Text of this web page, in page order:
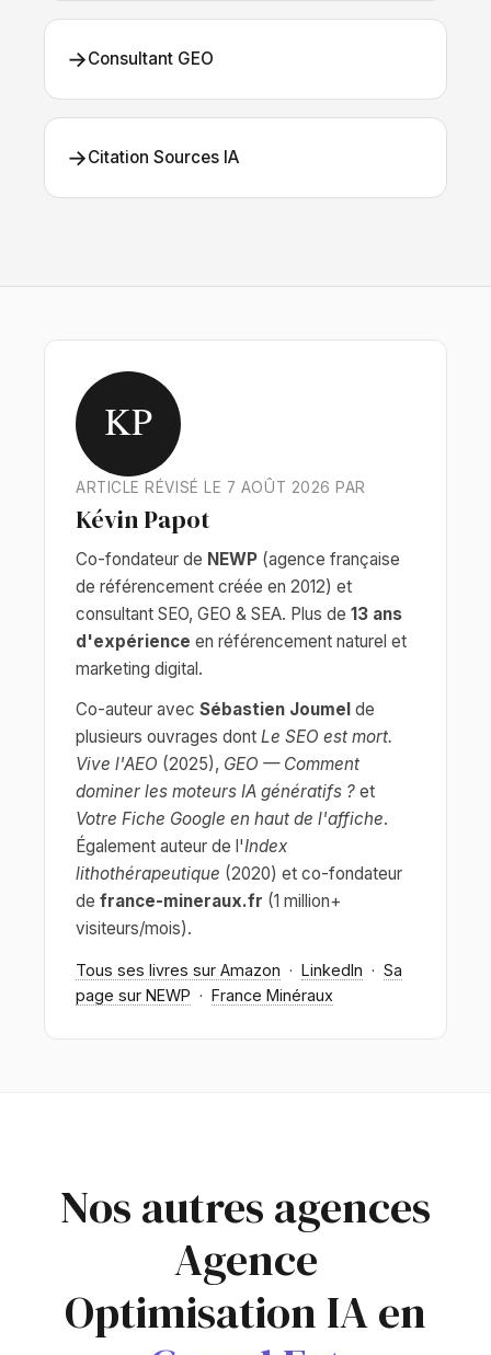
→Consultant GEO
→Citation Sources IA
KP
ARTICLE RÉVISÉ LE 7 AOÛT 2026 PAR
Kévin Papot
Co-fondateur de NEWP (agence française
de référencement créée en 2012) et
consultant SEO, GEO & SEA. Plus de 13 ans
d'expérience en référencement naturel et
marketing digital.
Co-auteur avec Sébastien Joumel de
plusieurs ouvrages dont Le SEO est mort.
Vive l'AEO (2025), GEO — Comment
dominer les moteurs IA génératifs ? et
Votre Fiche Google en haut de l'affiche.
Également auteur de l'Index
lithothérapeutique (2020) et co-fondateur
de france-mineraux.fr (1 million+
visiteurs/mois).
Tous ses livres sur Amazon · LinkedIn · Sa
page sur NEWP · France Minéraux
Nos autres agences
Agence
Optimisation IA en